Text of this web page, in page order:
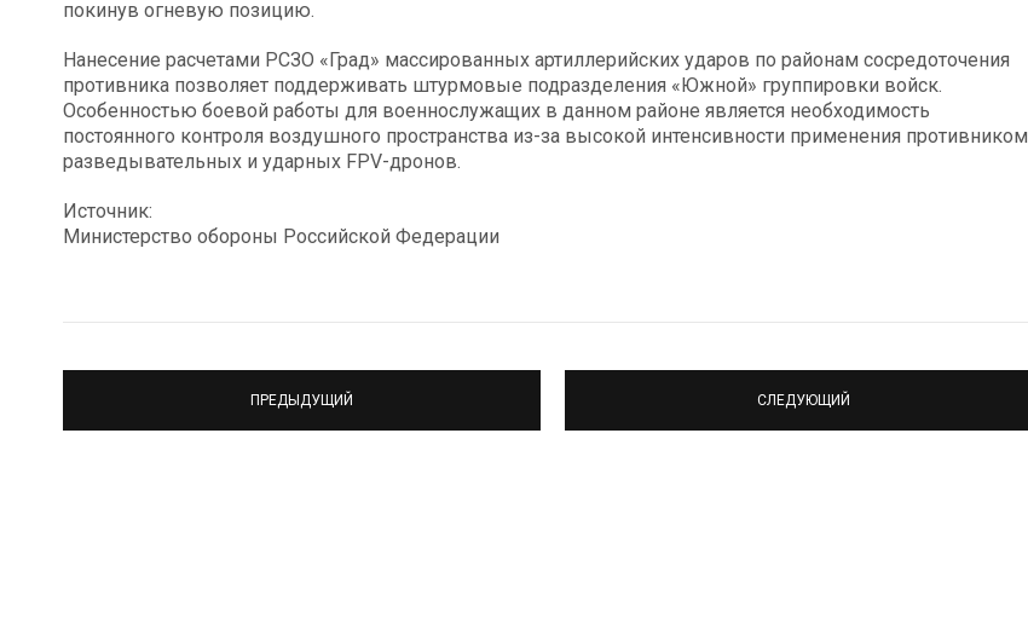
покинув огневую позицию.
Нанесение расчетами РСЗО «Град» массированных артиллерийских ударов по районам сосредоточения
противника позволяет поддерживать штурмовые подразделения «Южной» группировки войск.
Особенностью боевой работы для военнослужащих в данном районе является необходимость
постоянного контроля воздушного пространства из-за высокой интенсивности применения противником
разведывательных и ударных FPV-дронов.
Источник:
Министерство обороны Российской Федерации
ПРЕДЫДУЩИЙ СЛЕДУЮЩИЙ